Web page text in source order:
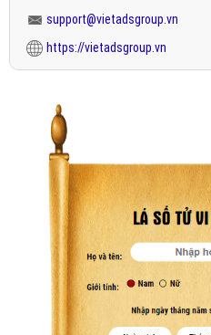
support@vietadsgroup.vn
https://vietadsgroup.vn